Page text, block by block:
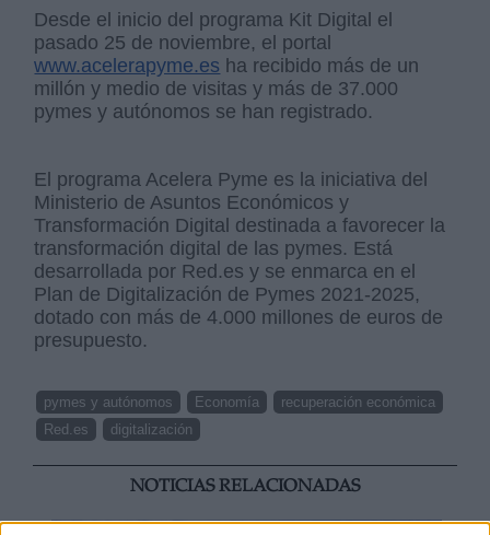
Desde el inicio del programa Kit Digital el
pasado 25 de noviembre, el portal
www.acelerapyme.es ha recibido más de un
millón y medio de visitas y más de 37.000
pymes y autónomos se han registrado.
El programa Acelera Pyme es la iniciativa del
Ministerio de Asuntos Económicos y
Transformación Digital destinada a favorecer la
transformación digital de las pymes. Está
desarrollada por Red.es y se enmarca en el
Plan de Digitalización de Pymes 2021-2025,
dotado con más de 4.000 millones de euros de
presupuesto.
pymes y autónomos Economía
recuperación económica
Red.es
digitalización
NOTICIAS RELACIONADAS